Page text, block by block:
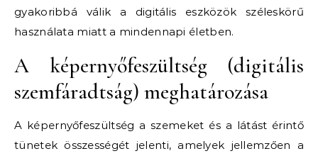
gyakoribbá válik a digitális eszközök széleskörű
használata miatt a mindennapi életben.
A képernyőfeszültség (digitális
szemfáradtság) meghatározása
A képernyőfeszültség a szemeket és a látást érintő
tünetek összességét jelenti, amelyek jellemzően a